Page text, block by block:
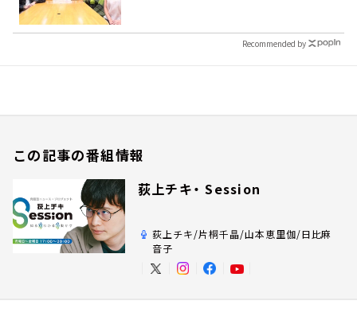
Recommended by
この記事の番組情報
荻上チキ・ Session
荻上チキ/片桐千晶/山本恵里伽/日比麻
音子